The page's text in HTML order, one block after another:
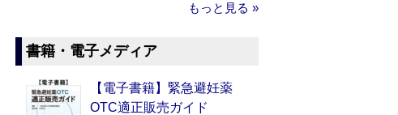
もっと見る »
書籍・電子メディア
【電子書籍】緊急避妊薬
OTC適正販売ガイド